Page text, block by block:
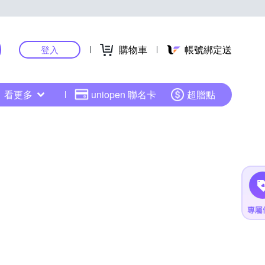
登入 購物車 帳號綁定送
看更多 uniopen 聯名卡 超贈點